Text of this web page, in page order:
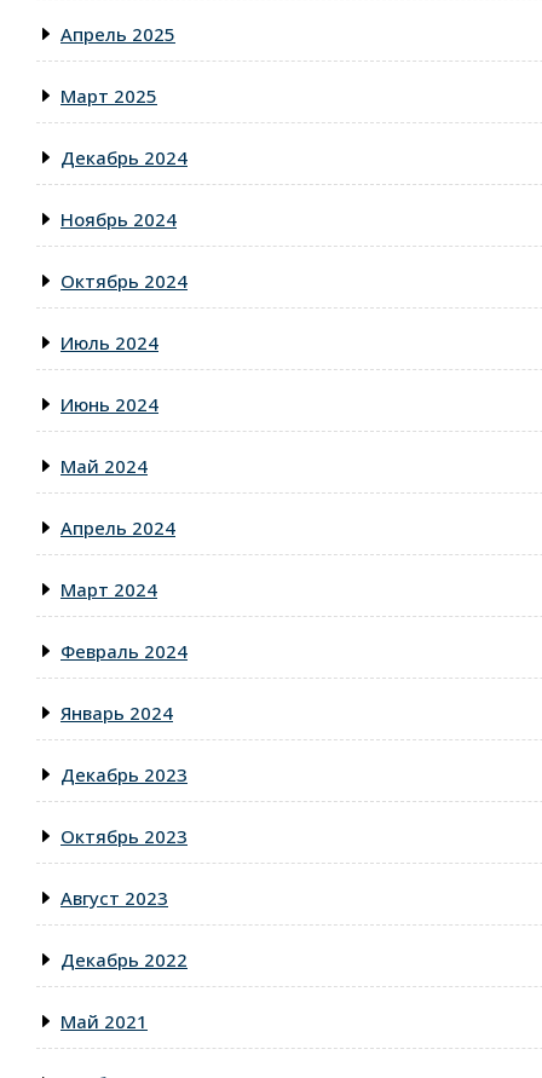
Апрель 2025
Март 2025
Декабрь 2024
Ноябрь 2024
Октябрь 2024
Июль 2024
Июнь 2024
Май 2024
Апрель 2024
Март 2024
Февраль 2024
Январь 2024
Декабрь 2023
Октябрь 2023
Август 2023
Декабрь 2022
Май 2021